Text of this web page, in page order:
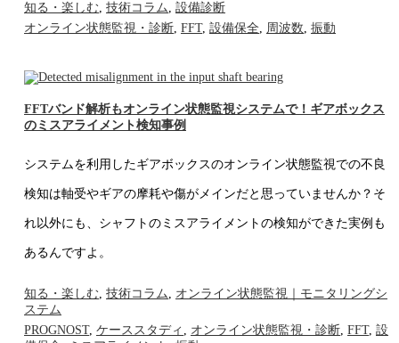
知る・楽しむ, 技術コラム, 設備診断
オンライン状態監視・診断, FFT, 設備保全, 周波数, 振動
FFTバンド解析もオンライン状態監視システムで！ギアボックス
のミスアライメント検知事例
システムを利用したギアボックスのオンライン状態監視での不良
検知は軸受やギアの摩耗や傷がメインだと思っていませんか？そ
れ以外にも、シャフトのミスアライメントの検知ができた実例も
あるんですよ。
知る・楽しむ, 技術コラム, オンライン状態監視｜モニタリングシ
ステム
PROGNOST, ケーススタディ , オンライン状態監視・診断, FFT, 設